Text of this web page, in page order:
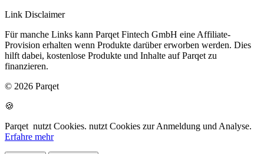
Link Disclaimer
Für manche Links kann Parqet Fintech GmbH eine Affiliate-
Provision erhalten wenn Produkte darüber erworben werden. Dies
hilft dabei, kostenlose Produkte und Inhalte auf Parqet zu
finanzieren.
© 2026 Parqet
🍪
Parqet nutzt Cookies. nutzt Cookies zur Anmeldung und Analyse.
Erfahre mehr